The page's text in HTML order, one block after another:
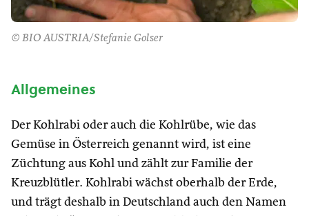
© BIO AUSTRIA/Stefanie Golser
Allgemeines
Der Kohlrabi oder auch die Kohlrübe, wie das
Gemüse in Österreich genannt wird, ist eine
Züchtung aus Kohl und zählt zur Familie der
Kreuzblütler. Kohlrabi wächst oberhalb der Erde,
und trägt deshalb in Deutschland auch den Namen